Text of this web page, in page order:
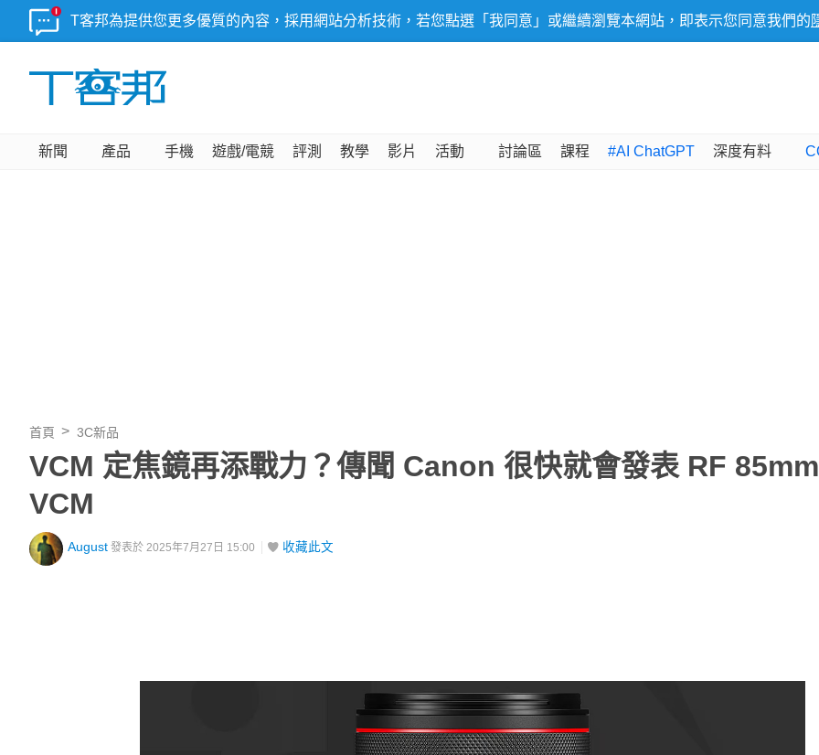
T客邦為提供您更多優質的內容，採用網站分析技術，若您點選「我同意」或繼續瀏覽本網站，即表示您同意我們的
新聞 產品 手機 遊戲/電競 評測 教學 影片 活動 討論區 課程 #AI ChatGPT 深度有料
首頁 3C新品
VCM 定焦鏡再添戰力？傳聞 Canon 很快就會發表 RF
VCM
August 發表於 2025年7月27日 15:00 收藏此文